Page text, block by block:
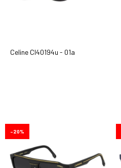
Celine Cl40194u - 01a
20